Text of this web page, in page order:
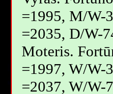
=1995, M/W-
=2035, D/W-
Moteris.
=1997, W/W-
=2037, W/W-